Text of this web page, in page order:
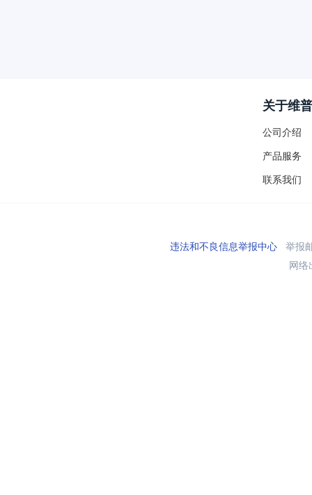
关于维普
公司介绍
产品服务
联系我们
违法和不良信息举报中心举报
网